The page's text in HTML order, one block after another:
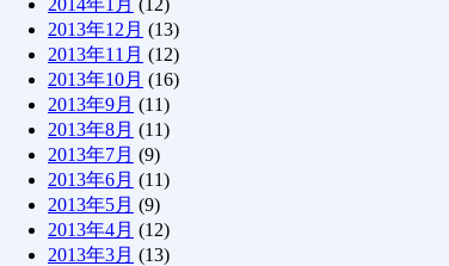
2014年1月 (12)
2013年12月 (13)
2013年11月 (12)
2013年10月 (16)
2013年9月 (11)
2013年8月 (11)
2013年7月 (9)
2013年6月 (11)
2013年5月 (9)
2013年4月 (12)
2013年3月 (13)